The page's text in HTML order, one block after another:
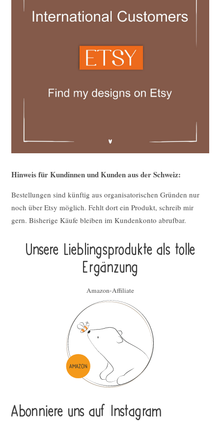
Hinweis für Kundinnen und Kunden aus der Schweiz:
Bestellungen sind künftig aus organisatorischen Gründen nur
noch über Etsy möglich. Fehlt dort ein Produkt, schreib mir
gern. Bisherige Käufe bleiben im Kundenkonto abrufbar.
Unsere Lieblings­pro­duk­te als tolle
Ergän­zung
Amazon-Affiliate
Abonniere uns auf Instagram